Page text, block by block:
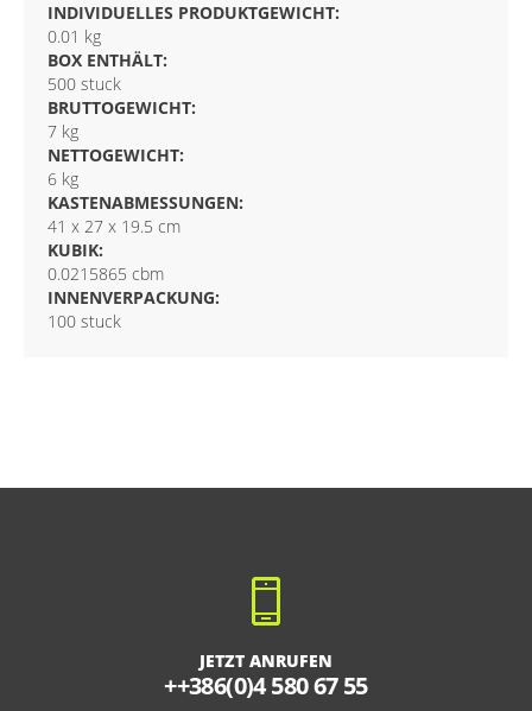
INDIVIDUELLES PRODUKTGEWICHT:
0.01 kg
BOX ENTHÄLT:
500 stuck
BRUTTOGEWICHT:
7 kg
NETTOGEWICHT:
6 kg
KASTENABMESSUNGEN:
41 x 27 x 19.5 cm
KUBIK:
0.0215865 cbm
INNENVERPACKUNG:
100 stuck
JETZT ANRUFEN
++386(0)4 580 67 55